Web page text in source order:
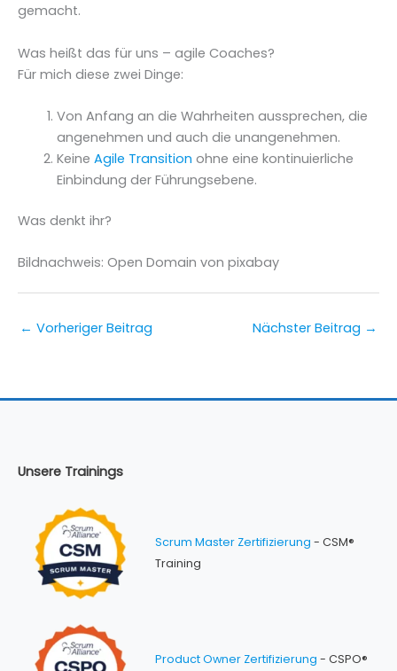
gemacht.
Was heißt das für uns – agile Coaches?
Für mich diese zwei Dinge:
Von Anfang an die Wahrheiten aussprechen, die
angenehmen und auch die unangenehmen.
Keine Agile Transition ohne eine kontinuierliche
Einbindung der Führungsebene.
Was denkt ihr?
Bildnachweis: Open Domain von pixabay
← Vorheriger Beitrag Nächster Beitrag →
Unsere Trainings
Scrum Master Zertifizierung - CSM®
Training
Product Owner Zertifizierung - CSPO®